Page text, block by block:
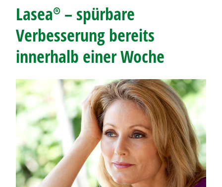
Lasea®– spürbare
Verbesserung bereits
innerhalb einer Woche